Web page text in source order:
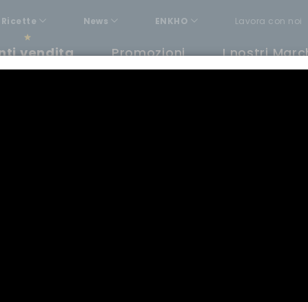
Ricette News ENKHO Lavora con noi
vendita Promozioni I nostri